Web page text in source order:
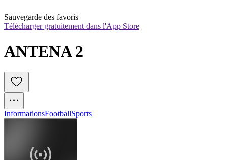
Sauvegarde des favoris
Télécharger gratuitement dans l'App Store
ANTENA 2
InformationsFootballSports